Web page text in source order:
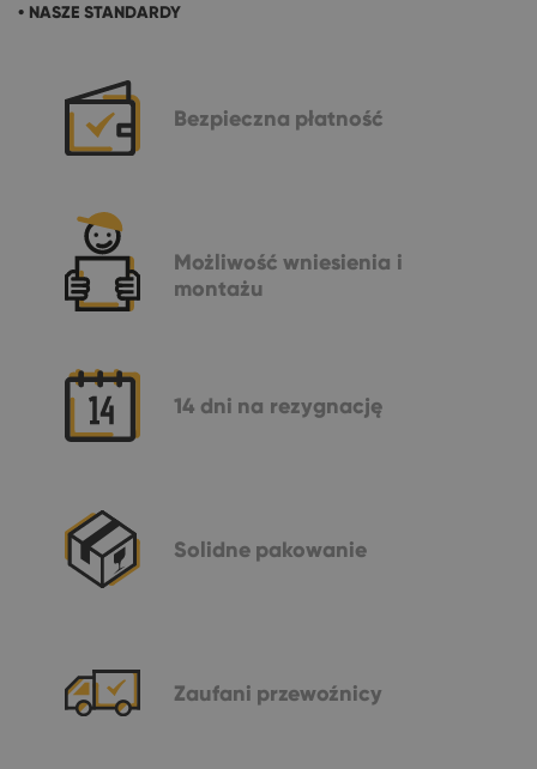
• NASZE STANDARDY
Bezpieczna płatność
Możliwość wniesienia i
montażu
14 dni na rezygnację
Solidne pakowanie
Zaufani przewoźnicy